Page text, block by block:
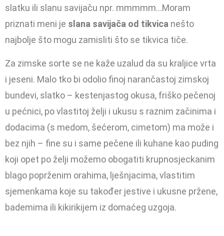
slatku ili slanu savijaču npr. mmmmm…Moram
priznati meni je slana savijača od tikvica nešto
najbolje što mogu zamisliti što se tikvica tiče.
Za zimske sorte se ne kaže uzalud da su kraljice vrta
i jeseni. Malo tko bi odolio finoj narančastoj zimskoj
bundevi, slatko – kestenjastog okusa, friško pečenoj
u pećnici, po vlastitoj želji i ukusu s raznim začinima i
dodacima (s medom, šećerom, cimetom) ma može i
bez njih – fine su i same pečene ili kuhane kao puding
koji opet po želji možemo obogatiti krupnosjeckanim
blago poprženim orahima, lješnjacima, vlastitim
sjemenkama koje su također jestive i ukusne pržene,
bademima ili kikirikijem iz domaćeg uzgoja.